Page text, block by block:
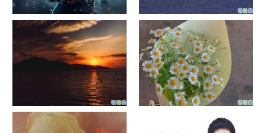
单目摄像头与双目摄像头
晚安励志语录带图片 晚安心语
励志鸡汤
日出文案温柔句子 看日出的微
信说说配图
晒风景照的唯美说说配图 适合
发风景的朋友圈文案